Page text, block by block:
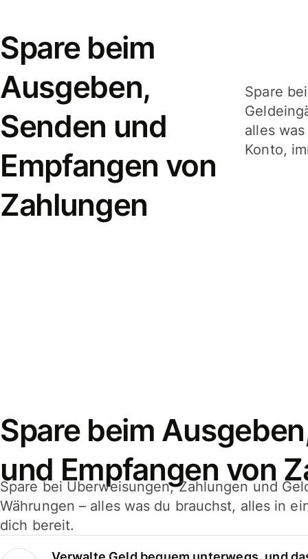
Spare beim
Ausgeben,
Senden und
Empfangen von
Zahlungen
Spare
alles
Konto,
Spare beim
und Empfangen von
Spare bei Überweisungen, Zahlungen und
Währungen – alles was du brauchst, alles in
dich bereit.